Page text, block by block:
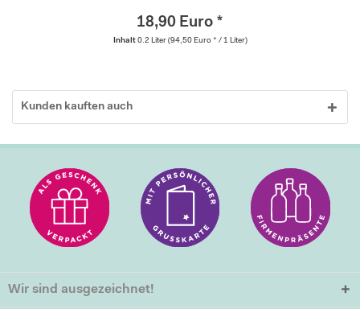
18,90 Euro *
Inhalt 0.2 Liter (94,50 Euro * / 1 Liter)
Kunden kauften auch
Wir sind ausgezeichnet!